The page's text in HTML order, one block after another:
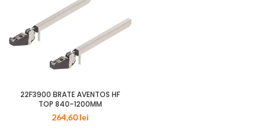
22F3900 BRATE AVENTOS HF
TOP 840-1200MM
264,60lei